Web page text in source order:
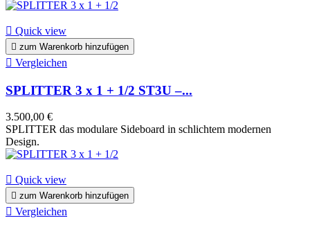
 Quick view
 zum Warenkorb hinzufügen
 Vergleichen
SPLITTER 3 x 1 + 1/2 ST3U –...
3.500,00 €
SPLITTER das modulare Sideboard in schlichtem modernen
Design.
 Quick view
 zum Warenkorb hinzufügen
 Vergleichen